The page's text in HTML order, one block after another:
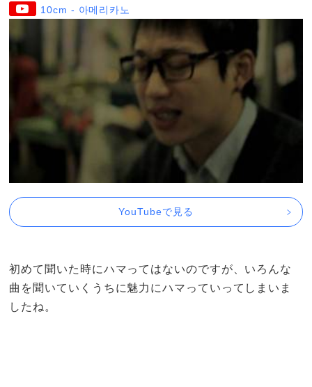
10cm - 아메리카노
YouTubeで見る
初めて聞いた時にハマってはないのですが、いろんな
曲を聞いていくうちに魅力にハマっていってしまいま
したね。